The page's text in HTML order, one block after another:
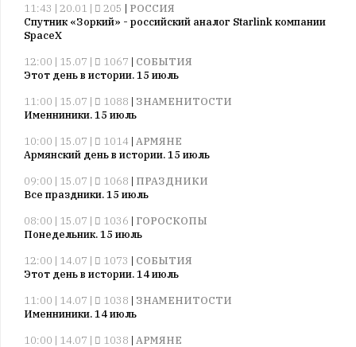
11:43 | 20.01 | 205 | РОССИЯ
Спутник «Зоркий» - российский аналог Starlink компании
SpaceX
12:00 | 15.07 |
1067 | СОБЫТИЯ
Этот день в истории. 15 июль
11:00 | 15.07 |
1088 | ЗНАМЕНИТОСТИ
Именниники. 15 июль
10:00 | 15.07 |
1014 | АРМЯНЕ
Армянский день в истории. 15 июль
09:00 | 15.07 |
1068 | ПРАЗДНИКИ
Все праздники. 15 июль
08:00 | 15.07 |
1036 | ГОРОСКОПЫ
Понедельник. 15 июль
12:00 | 14.07 |
1073 | СОБЫТИЯ
Этот день в истории. 14 июль
11:00 | 14.07 |
1038 | ЗНАМЕНИТОСТИ
Именниники. 14 июль
10:00 | 14.07 |
1038 | АРМЯНЕ